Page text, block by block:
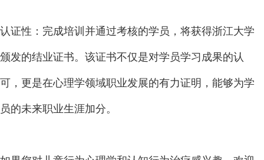
认证性：完成培训并通过考核的学员，将获得浙江大学
颁发的结业证书。该证书不仅是对学员学习成果的认
可，更是在心理学领域职业发展的有力证明，能够为学
员的未来职业生涯加分。